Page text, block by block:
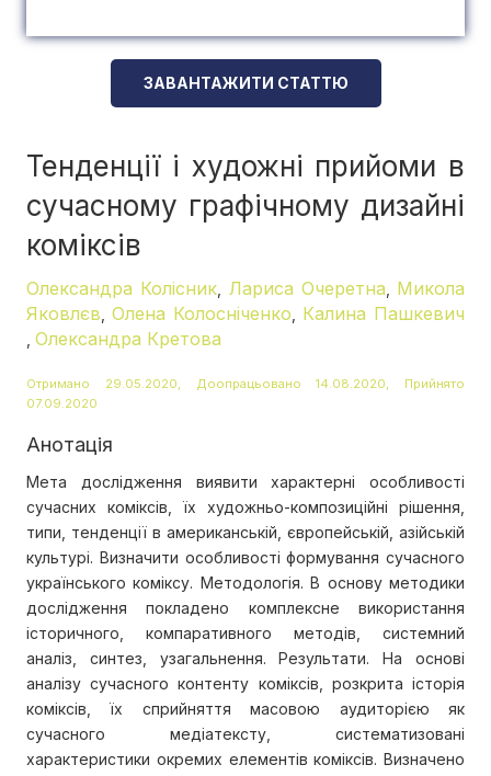
ЗАВАНТАЖИТИ СТАТТЮ
Тенденції і художні прийоми в
сучасному графічному дизайні
коміксів
Олександра Колісник Лариса Очеретна Микола
Яковлєв Олена Колосніченко Калина Пашкевич
Олександра Кретова
Отримано 29.05.2020, Доопрацьовано 14.08.2020, Прийнято
07.09.2020
Анотація
Мета дослідження виявити характерні особливості
сучасних коміксів, їх художньо-композиційні рішення,
типи, тенденції в американській, європейській, азійській
культурі. Визначити особливості формування сучасного
українського коміксу. Методологія. В основу методики
дослідження покладено комплексне використання
історичного, компаративного методів, системний
аналіз, синтез, узагальнення. Результати. На основі
аналізу сучасного контенту коміксів, розкрита історія
коміксів, їх сприйняття масовою аудиторією як
сучасного медіатексту, систематизовані
характеристики окремих елементів коміксів. Визначено